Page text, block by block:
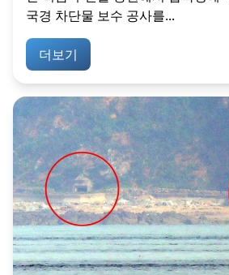
국경 차단물 보수 공사를...
더보기